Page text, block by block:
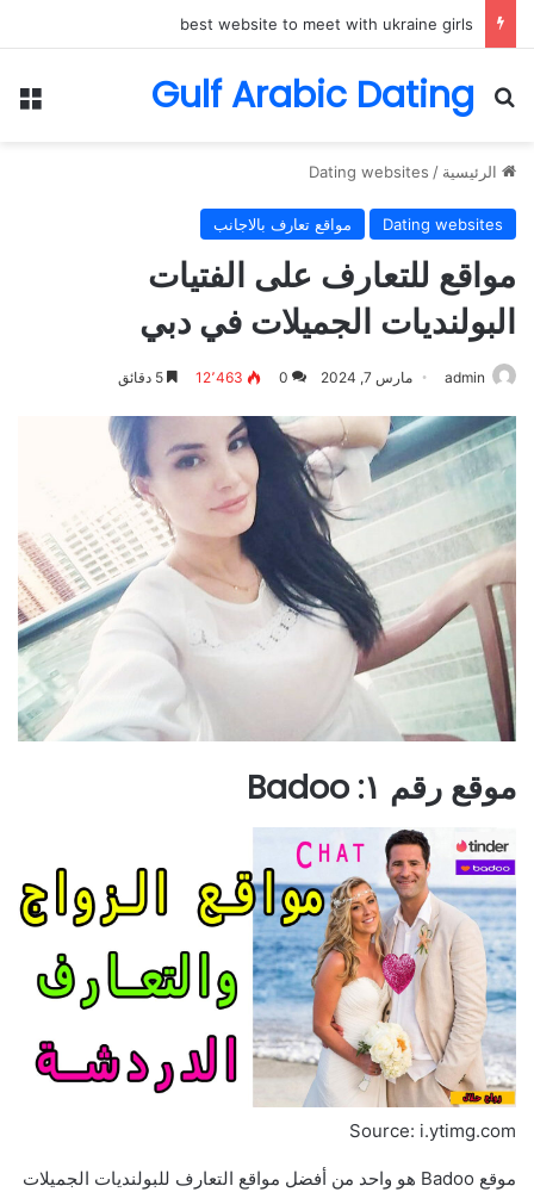
best website to meet with ukraine girls
Gulf Arabic Dating
بحث عن
الرئيسية /
Dating websites
Dating websites مواقع تعارف بالاجانب
مواقع للتعارف على الفتيات
البولنديات الجميلات في دبي
admin مارس 7, 2024 0 12٬463
موقع رقم ١: Badoo
Source: i.ytimg.com
موقع Badoo هو واحد من أفضل مواقع التعارف للبولنديات الجميلات